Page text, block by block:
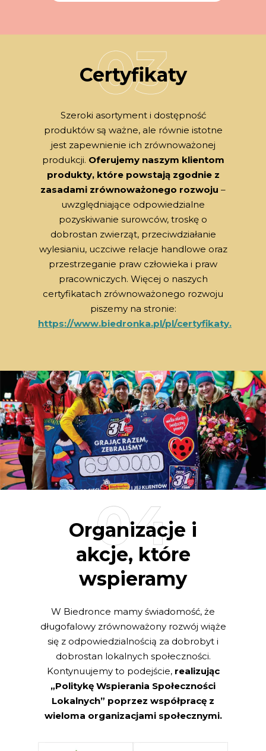
Certyfikaty
Szeroki asortyment i dostępność
produktów są ważne, ale równie istotne
jest zapewnienie ich zrównoważonej
produkcji. Oferujemy naszym klientom
produkty, które powstają zgodnie z
zasadami zrównoważonego rozwoju –
uwzględniające odpowiedzialne
pozyskiwanie surowców, troskę o
dobrostan zwierząt, przeciwdziałanie
wylesianiu, uczciwe relacje handlowe oraz
przestrzeganie praw człowieka i praw
pracowniczych. Więcej o naszych
certyfikatach zrównoważonego rozwoju
piszemy na stronie:
https://www.biedronka.pl/pl/certyfikaty.
Organizacje i
akcje, które
wspieramy
W Biedronce mamy świadomość, że
długofalowy zrównoważony rozwój wiąże
się z odpowiedzialnością za dobrobyt i
dobrostan lokalnych społeczności.
Kontynuujemy to podejście, realizując
„Politykę Wspierania Społeczności
Lokalnych” poprzez współpracę z
wieloma organizacjami społecznymi.